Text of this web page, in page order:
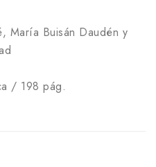
María Buisán Daudén y
/ 198 pág.